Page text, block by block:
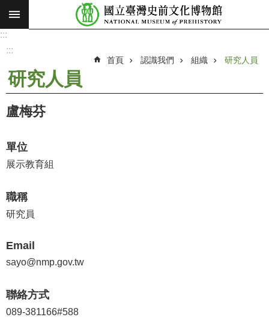
跳到主要內容區塊
搜
願
使
最
新
息
展
覽
學
:::
:::
首頁 認識我們 組織 研究人員
研究人員
盧梅芬
單位
展示教育組
職稱
研究員
Email
sayo@nmp.gov.tw
聯絡方式
089-381166#588